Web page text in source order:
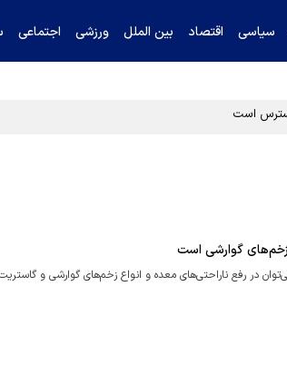
سیاسی اقتصاد بین الملل ورزشی اجتماعی
است
گوارشی است
در رفع ناراحتی‌های معده و انواع زخم‌های گوارشی و